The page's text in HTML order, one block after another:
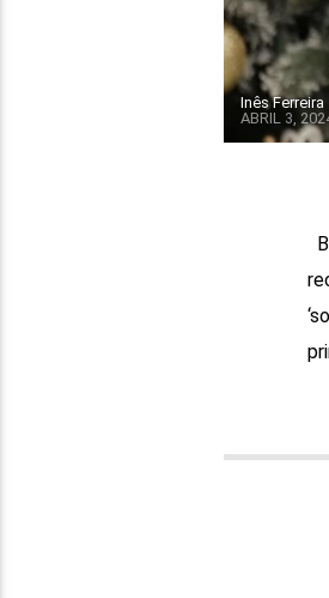
Inês Ferreira
ABRIL 3,